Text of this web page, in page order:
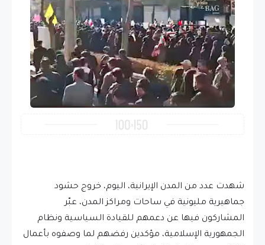
شهدت عدد من المدن الإيرانية، اليوم، خروج حشود
جماهيرية مليونية في ساحات ومراكز المدن، عبّر
المشاركون فيها عن دعمهم للقيادة السياسية ونظام
الجمهورية الإسلامية، مؤكدين رفضهم لما وصفوه بأعمال